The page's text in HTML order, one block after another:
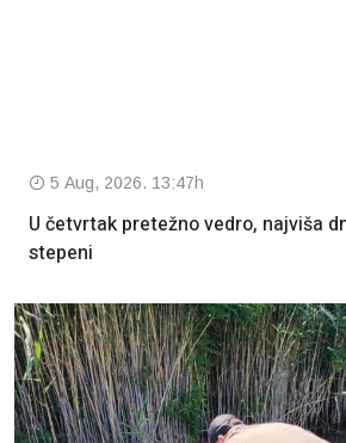
5 Aug, 2026. 13:47h
U četvrtak pretežno vedro, najviša
stepeni